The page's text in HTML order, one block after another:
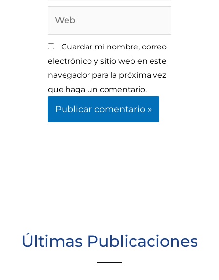
Guardar mi nombre, correo
electrónico y sitio web en este
navegador para la próxima vez
que haga un comentario.
Últimas Publicaciones